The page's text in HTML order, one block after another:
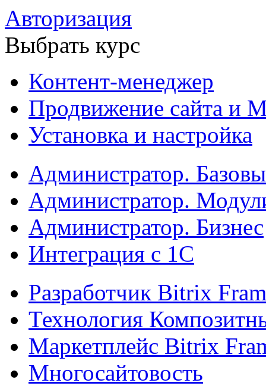
Авторизация
Выбрать курс
Контент-менеджер
Продвижение сайта и
Установка и настройка
Администратор.
Администратор.
Администратор. Бизнес
Интеграция с 1С
Разработчик Bitrix
Технология
Маркетплейс Bitrix
Многосайтовость